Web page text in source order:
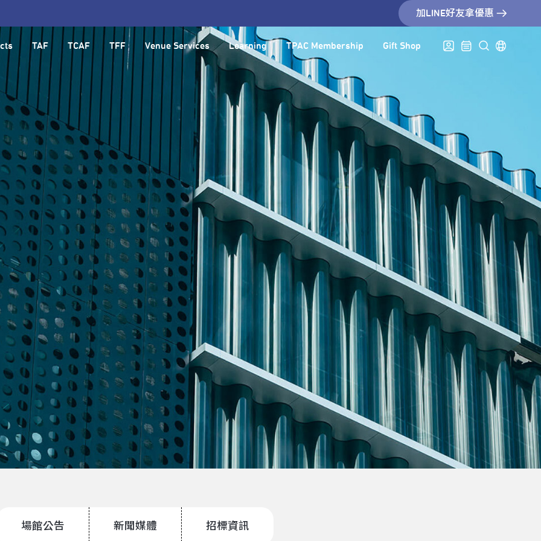
加LINE好友拿優惠
TAF TCAF TFF Venue Services Learning TPAC Membership Gift Shop
場館公告 新聞媒體 招標資訊